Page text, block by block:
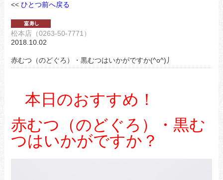
<< ひとつ前へ戻る
松本店（0263-50-7771）
2018.10.02
赤むつ（のどぐろ）・黒むつはいかがですか(^o^)丿
本日のおすすめ！
赤むつ（のどぐろ）・黒む
つはいかがですか？